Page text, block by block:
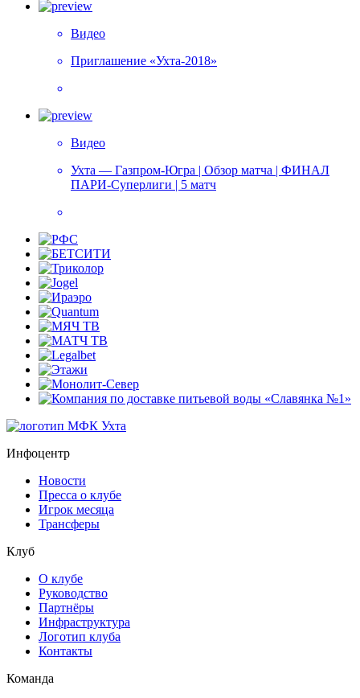
Видео
Приглашение «Ухта-2018»
Видео
Ухта — Газпром-Югра | Обзор матча | ФИНАЛ
ПАРИ-Суперлиги | 5 матч
Инфоцентр
Новости
Пресса о клубе
Игрок месяца
Трансферы
Клуб
О клубе
Руководство
Партнёры
Инфраструктура
Логотип клуба
Контакты
Команда